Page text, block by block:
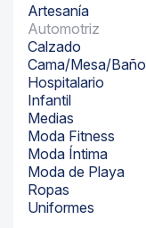
Artesanía
Automotriz
Calzado
Cama/Mesa/Baño
Hospitalario
Infantil
Medias
Moda Fitness
Moda Íntima
Moda de Playa
Ropas
Uniformes